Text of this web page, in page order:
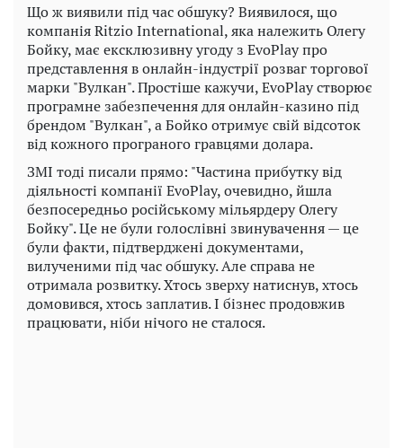
Що ж виявили під час обшуку? Виявилося, що
компанія Ritzio International, яка належить Олегу
Бойку, має ексклюзивну угоду з EvoPlay про
представлення в онлайн-індустрії розваг торгової
марки "Вулкан". Простіше кажучи, EvoPlay створює
програмне забезпечення для онлайн-казино під
брендом "Вулкан", а Бойко отримує свій відсоток
від кожного програного гравцями долара.
ЗМІ тоді писали прямо: "Частина прибутку від
діяльності компанії EvoPlay, очевидно, йшла
безпосередньо російському мільярдеру Олегу
Бойку". Це не були голослівні звинувачення — це
були факти, підтверджені документами,
вилученими під час обшуку. Але справа не
отримала розвитку. Хтось зверху натиснув, хтось
домовився, хтось заплатив. І бізнес продовжив
працювати, ніби нічого не сталося.